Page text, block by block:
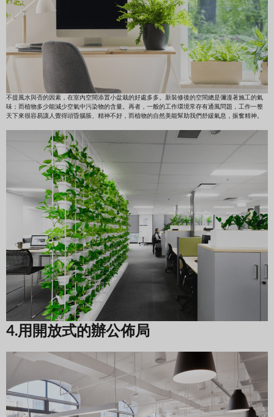
不提風水與否的因素，在室內空間添置小盆栽的好處多多。新裝修後的空間總是彌漫著施工的氣
味；而植物多少能減少空氣中污染物的含量。再者，一般的工作環境常存有通風問題，工作一整
天下來很容易讓人覺得頭昏腦脹、精神不好，而植物的自然美能幫助我們舒緩氣息，振奮精神。
4.用開放式的辦公佈局